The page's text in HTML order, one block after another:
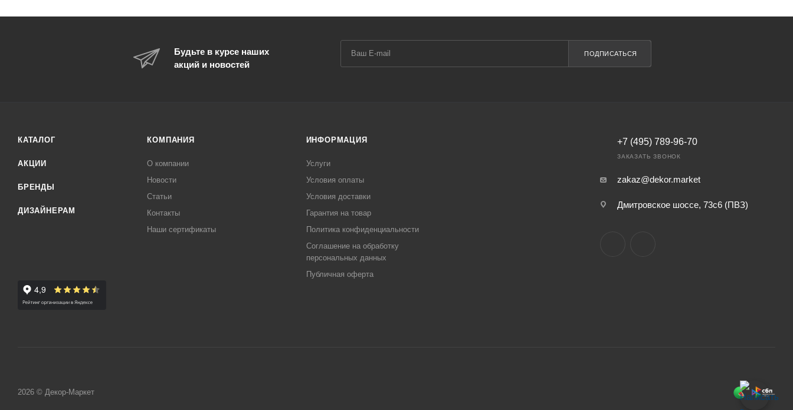
Акрил, из которого выполнена ванна CLASSIC150MB, устойчив к образованию грибка и плесени. В такую поверхность не впитывается
позволит избежать шума от набираемой в ванну воды.
ВНИМАНИЕ! ВАННА ПОСТАВЛЯЕТСЯ БЕЗ СМЕСИТЕЛЯ.
предварительного уведомления!
Будьте в курсе наших
акций и новостей
ПОДПИСАТЬСЯ
КАТАЛОГ
АКЦИИ
БРЕНДЫ
ДИЗАЙНЕРАМ
КОМПАНИЯ
О компании
Новости
Статьи
Контакты
Наши сертификаты
ИНФОРМАЦИЯ
Услуги
Условия оплаты
Условия доставки
Гарантия на товар
Политика конфиденциальности
Соглашение на обработку
персональных данных
Публичная оферта
+7 (495) 789-96-70
ЗАКАЗАТЬ ЗВОНОК
zakaz@dekor.market
Дмитровское шоссе, 73с6 (ПВЗ)
2026 © Декор-Маркет